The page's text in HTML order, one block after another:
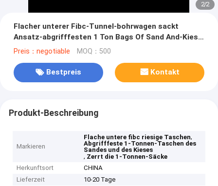
2/2
Flacher unterer Fibc-Tunnel-bohrwagen sackt
Ansatz-abgrifffesten 1 Ton Bags Of Sand And-Kies
ein
Preis：negotiable MOQ：500
Bestpreis Kontakt
Produkt-Beschreibung
Markieren
Flache untere fibc riesige Taschen,
Abgrifffeste 1-Tonnen-Taschen des
Sandes und des Kieses
, Zerrt die 1-Tonnen-Säcke
Herkunftsort
CHINA
Lieferzeit
10-20 Tage